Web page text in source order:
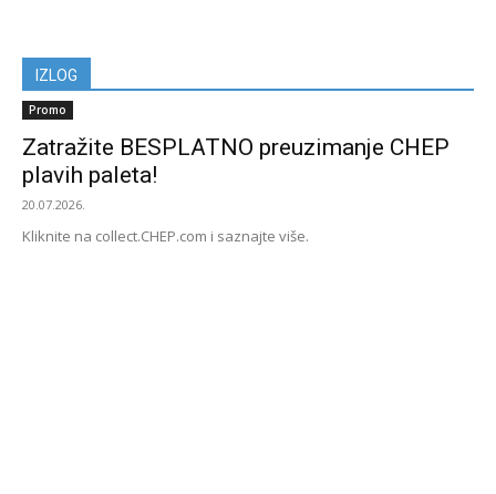
IZLOG
Promo
Zatražite BESPLATNO preuzimanje CHEP
plavih paleta!
20.07.2026.
Kliknite na collect.CHEP.com i saznajte više.